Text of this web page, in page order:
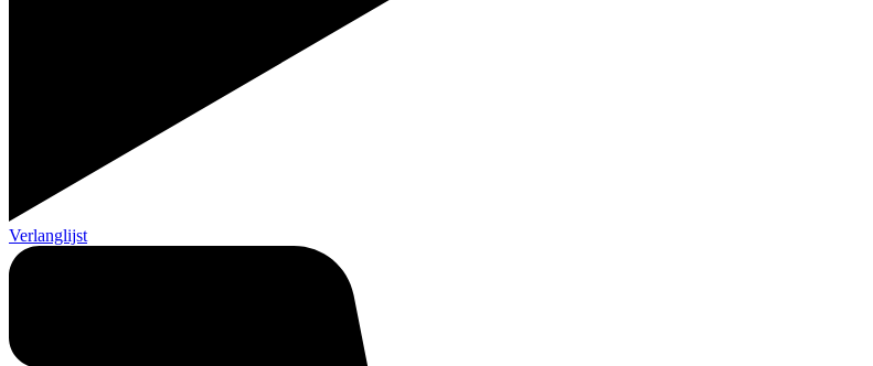
Verlanglijst